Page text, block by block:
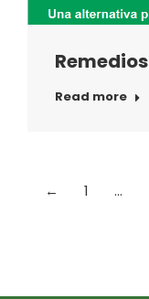
Read more
← 1 …